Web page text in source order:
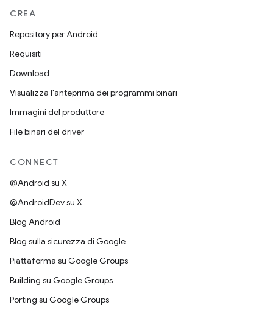
CREA
Repository per Android
Requisiti
Download
Visualizza l'anteprima dei programmi binari
Immagini del produttore
File binari del driver
CONNECT
@Android su X
@AndroidDev su X
Blog Android
Blog sulla sicurezza di Google
Piattaforma su Google Groups
Building su Google Groups
Porting su Google Groups